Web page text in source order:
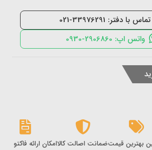
تماس با دفتر: 33976291-021
واتس اپ: 2906860-0930
بهترین قیمتضمانت اصالت کالاامکان ارائه فاکتور